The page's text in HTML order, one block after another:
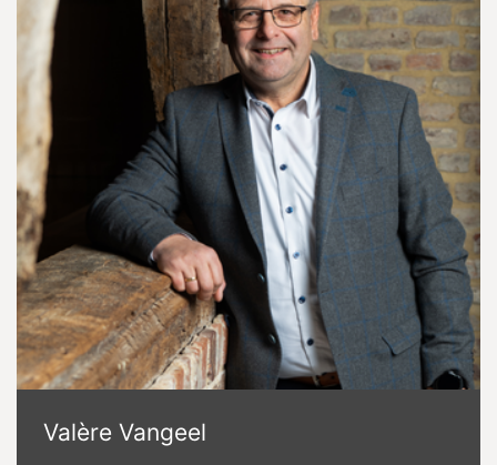
Valère Vangeel